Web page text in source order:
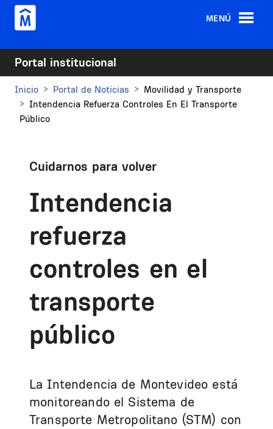
Pasar al contenido principal
MENÚ
Portal institucional
Inicio Portal de Noticias
Movilidad y Transporte
Intendencia Refuerza Controles En El Transporte
Público
Cuidarnos para volver
Intendencia
refuerza
controles en el
transporte
público
La Intendencia de Montevideo está
monitoreando el Sistema de
Transporte Metropolitano (STM) con